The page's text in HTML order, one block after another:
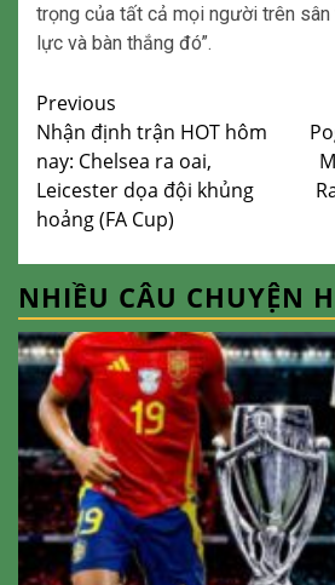
trọng của tất cả mọi người trên
lực và bàn thắng đó”.
Continue
Reading
Previous
Nhận định trận HOT hôm
nay: Chelsea ra oai,
Leicester dọa đội khủng
hoảng (FA Cup)
NHIỀU CÂU CHUYỆN